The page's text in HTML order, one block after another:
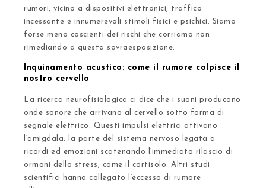
rumori , vicino a dispositivi elettronici, traffico
incessante e innumerevoli stimoli fisici e psichici
. Siamo
forse meno coscienti dei rischi che corriamo non
rimediando a questa sovraesposizione.
Inquinamento acustico: come il rumore colpisce il
nostro cervello
La ricerca neurofisiologica ci dice che i suoni producono
onde sonore che arrivano al cervello sotto forma di
segnale elettrico. Questi impulsi elettrici attivano
l’amigdala:
la parte del sistema nervoso legata a
ricordi ed emozioni scatenando l’immediato rilascio di
ormoni dello stress, come il cortisolo. Altri studi
scientifici hanno collegato l’eccesso di rumore